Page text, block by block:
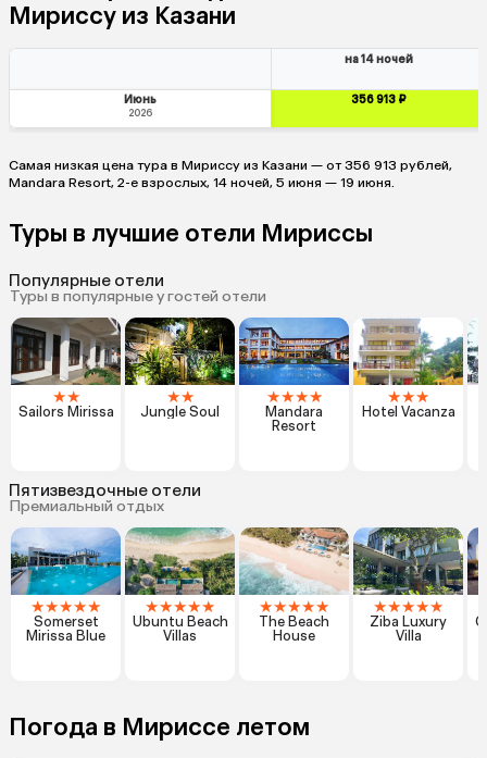
Мириссу из Казани
на 14 ночей
Июнь
2026
356 913 ₽
Самая низкая цена тура в Мириссу из Казани — от 356 913 рублей,
Mandara Resort, 2-е взрослых, 14 ночей, 5 июня — 19 июня.
Туры в лучшие отели Мириссы
Популярные отели
Туры в популярные у гостей отели
★★
Sailors Mirissa
★★
Jungle Soul
★★★★
Mandara
Resort
★★★
Hotel Vacanza
Пятизвездочные отели
Премиальный отдых
★★★★★
Somerset
Mirissa Blue
★★★★★
Ubuntu Beach
Villas
★★★★★
The Beach
House
★★★★★
Ziba Luxury
Villa
Погода в Мириссе летом